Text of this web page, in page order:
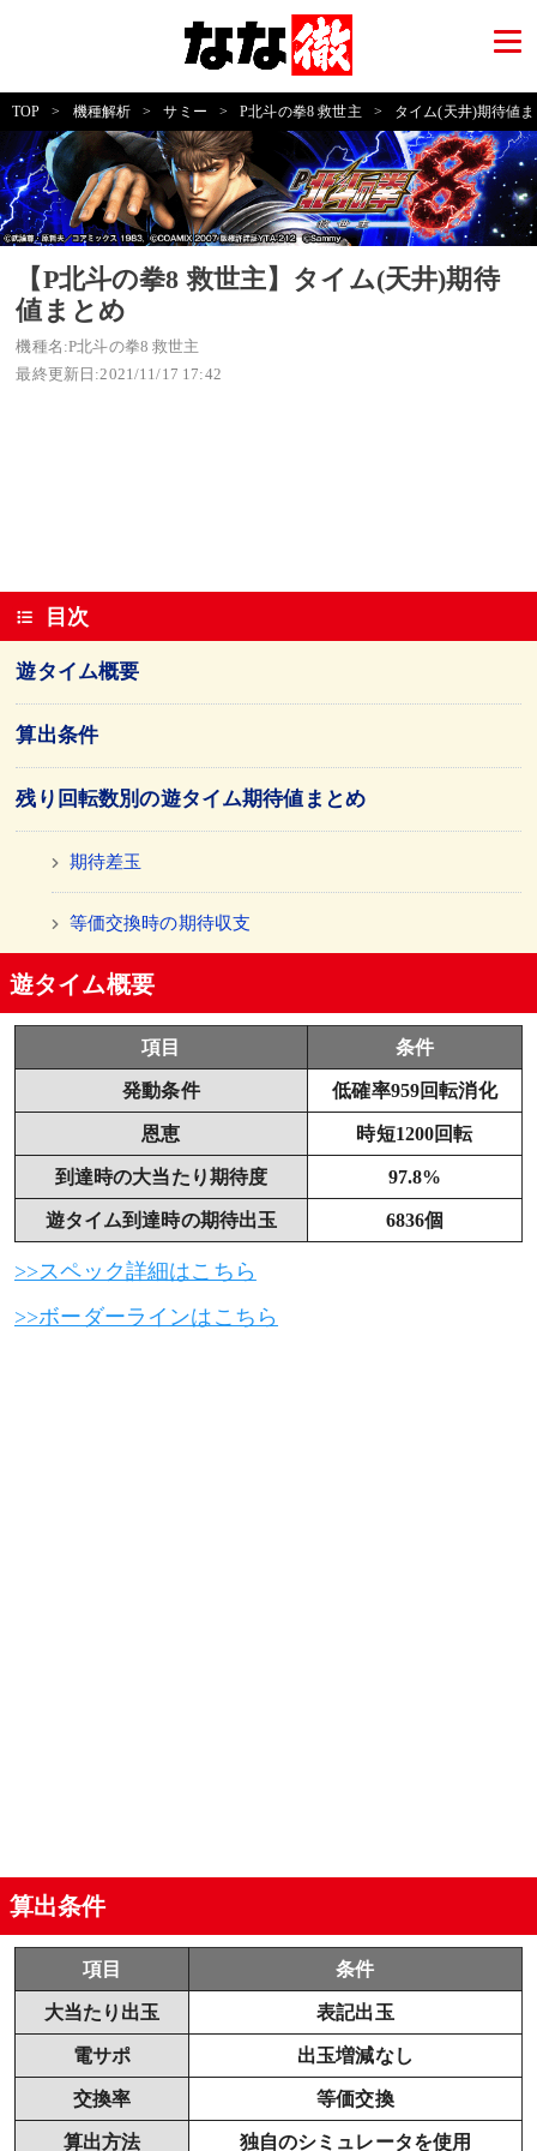
TOP > 機種解析 > サミー > P北斗の拳8 救世主 > タイム(天井)期待値
【P北斗の拳8 救世主】タイム(天井)期待
値まとめ
機種名:P北斗の拳8 救世主
最終更新日:2021/11/17 17:42
目次
遊タイム概要
算出条件
残り回転数別の遊タイム期待値まとめ
期待差玉
等価交換時の期待収支
遊タイム概要
項目 条件
発動条件 低確率959回転消化
恩恵 時短1200回転
到達時の大当たり期待度 97.8%
遊タイム到達時の期待出玉 6836個
>>スペック詳細はこちら
>>ボーダーラインはこちら
算出条件
項目 条件
大当たり出玉 表記出玉
電サポ 出玉増減なし
交換率 等価交換
算出方法 独自のシミュレータを使用